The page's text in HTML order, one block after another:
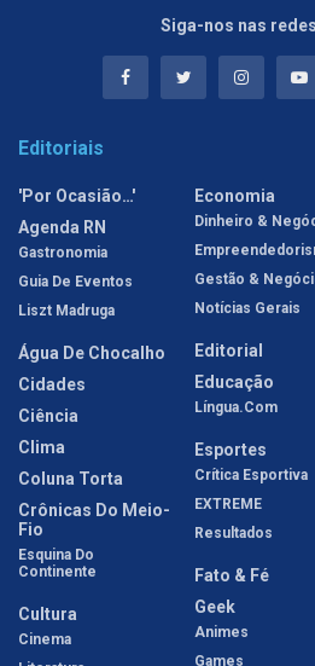
Siga-nos nas
Editoriais
'Por Ocasião…'
Agenda RN
Gastronomia
Guia De Eventos
Liszt Madruga
Água De Chocalho
Cidades
Ciência
Clima
Coluna Torta
Crônicas Do Meio-
Fio
Esquina Do
Continente
Cultura
Cinema
Economia
Dinheiro &
Gestão &
Notícias Gerais
Editorial
Educação
Língua.com
Esportes
Crítica Esportiva
EXTREME
Resultados
Fato & Fé
Geek
Animes
Games